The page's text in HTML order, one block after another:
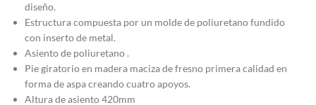
diseño.
Estructura compuesta por un molde de poliuretano fundido
con inserto de metal.
Asiento de poliuretano .
Pie giratorio en madera maciza de fresno primera calidad en
forma de aspa creando cuatro apoyos.
Altura de asiento 420mm